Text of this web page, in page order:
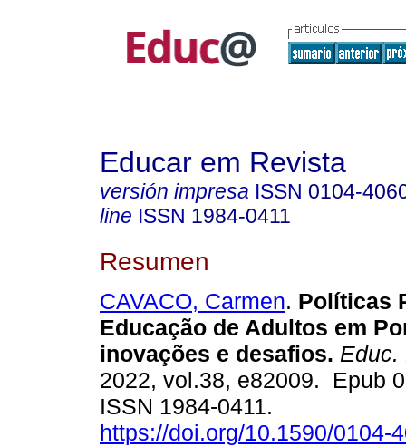
Educar em Revista
versión impresa ISSN 0104-
line ISSN 1984-0411
Resumen
CAVACO, Carmen. Políticas
Educação de Adultos em
inovações e desafios. Educ.
2022, vol.38, e82009. Epub
ISSN 1984-0411.
https://doi.org/10.1590/0104-